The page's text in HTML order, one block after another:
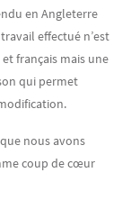
en Angleterre
effectué n’est
français mais une
qui permet
nous avons
coup de cœur